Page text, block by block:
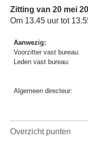
Zitting van 20 mei
Om 13.45 uur tot
Aanwezig:
Voorzitter vast bureau:
Leden vast bureau:
Algemeen directeur:
Overzicht punten